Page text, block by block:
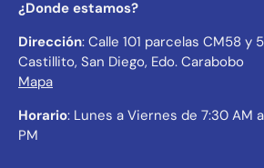
¿Donde estamos?
Dirección: Calle 101 parcelas CM58 y
Castillito, San Diego, Edo. Carabobo
Mapa
Horario: Lunes a Viernes de 7:30 AM
PM